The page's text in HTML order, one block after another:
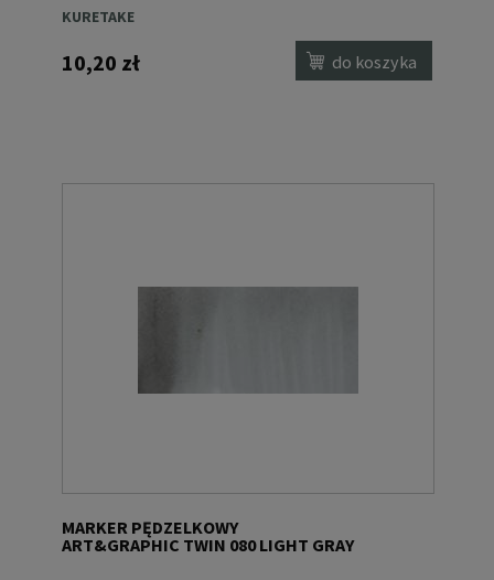
KURETAKE
10,20 zł do koszyka
MARKER PĘDZELKOWY
ART&GRAPHIC TWIN 080 LIGHT GRAY